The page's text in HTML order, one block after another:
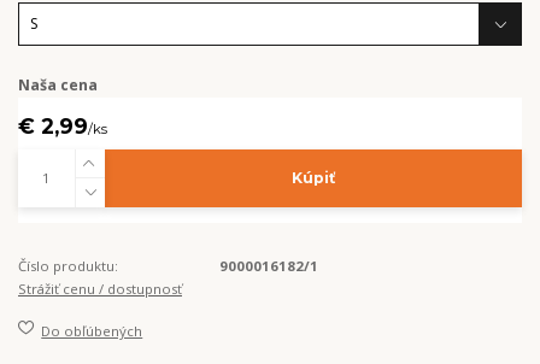
Naša cena
€ 2,99/ks
Kúpiť
Číslo produktu:
9000016182/1
Strážiť cenu / dostupnosť
Do obľúbených